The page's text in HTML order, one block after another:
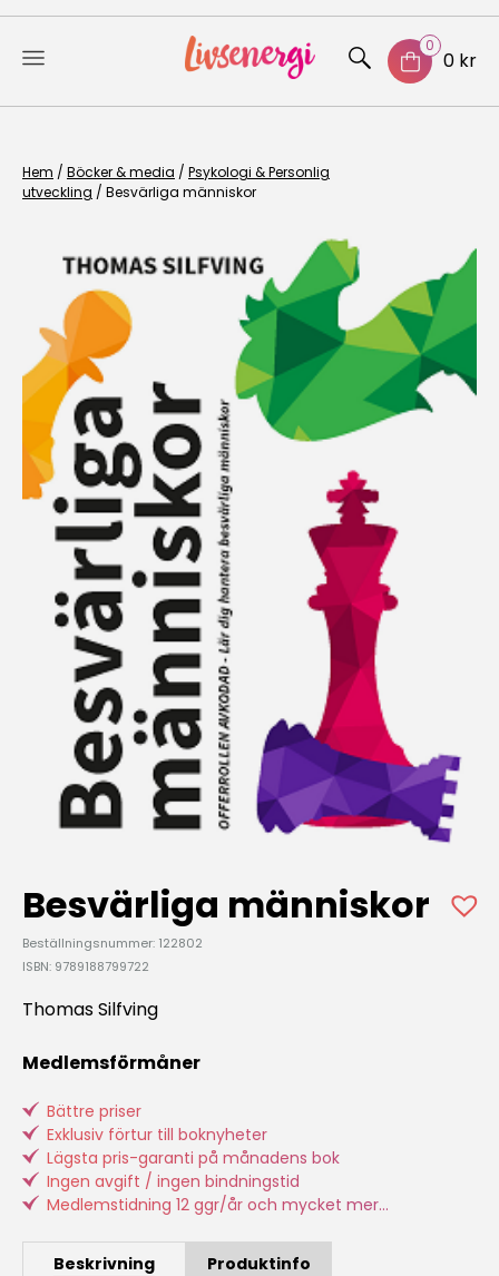
content
0
0 kr
Hem / Böcker & media / Psykologi & Personlig
utveckling / Besvärliga människor
Besvärliga människor
Beställningsnummer: 122802
ISBN: 9789188799722
Thomas Silfving
Medlemsförmåner
Bättre priser
Exklusiv förtur till boknyheter
Lägsta pris-garanti på månadens bok
Ingen avgift / ingen bindningstid
Medlemstidning 12 ggr/år och mycket mer...
Beskrivning Produktinfo